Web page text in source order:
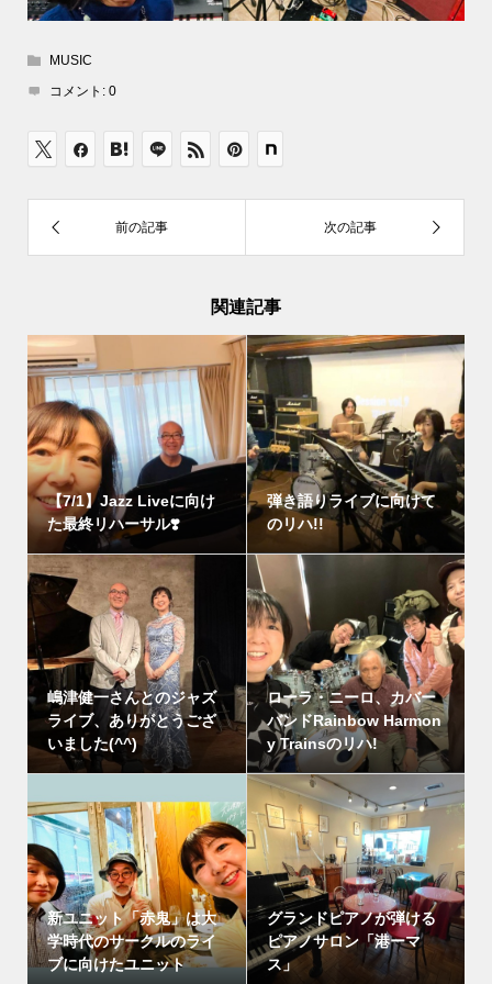
MUSIC
コメント: 0
関連記事
【7/1】Jazz Liveに向け
た最終リハーサル❣️
弾き語りライブに向けて
のリハ!!
嶋津健一さんとのジャズ
ライブ、ありがとうござ
いました(^^)
ローラ・ニーロ、カバー
バンドRainbow Harmon
y Trainsのリハ!
新ユニット「赤鬼」は大
学時代のサークルのライ
ブに向けたユニット
グランドピアノが弾ける
ピアノサロン「港ーマ
ス」